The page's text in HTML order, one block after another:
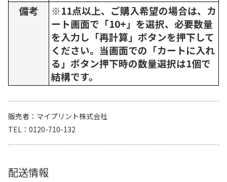
備考
※11点以上、ご購入希望の場合は、カ
ート画面で「10+」を選択、必要数量
を入力し「再計算」ボタンを押下して
ください。当画面での「カートに入れ
る」ボタン押下時の数量選択は1個で
結構です。
販売者
マイプリント株式会社
TEL
0120-710-132
配送情報